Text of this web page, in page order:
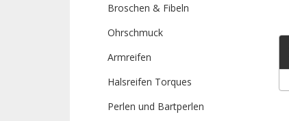
Broschen & Fibeln
Ohrschmuck
Armreifen
Halsreifen Torques
Perlen und Bartperlen